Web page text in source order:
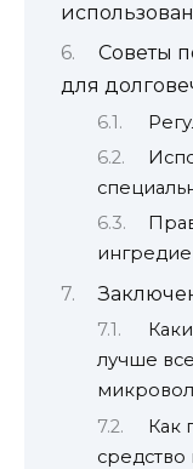
Советы
для
лучше
Как
средство